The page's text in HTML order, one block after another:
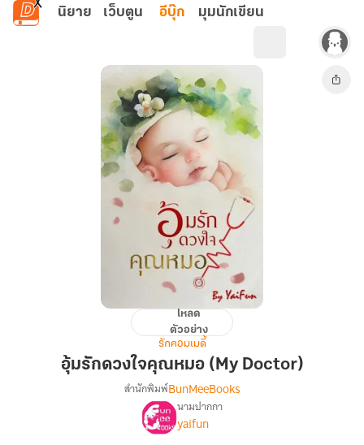
ข้ามไปยังเนื้อหาหลัก
นิยาย เว็บตูน อีบุ๊ก มุมนักเขียน
ดวงใจ
หมอ
Doctor)
โหลด
ตัวอย่าง
รักคอมเมดี้
อุ้มรักดวงใจคุณหมอ (My Doctor)
เรื่อง
อุ้ม
สำนักพิมพ์BunMeeBooks
นามปากกา
yaifun